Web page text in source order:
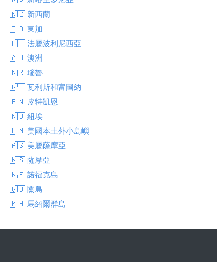
🇳🇿 新西蘭
🇹🇴 東加
🇵🇫 法屬波利尼西亞
🇦🇺 澳洲
🇳🇷 瑙魯
🇼🇫 瓦利斯和富圖納
🇵🇳 皮特凱恩
🇳🇺 紐埃
🇺🇲 美國本土外小島嶼
🇦🇸 美屬薩摩亞
🇼🇸 薩摩亞
🇳🇫 諾福克島
🇬🇺 關島
🇲🇭 馬紹爾群島